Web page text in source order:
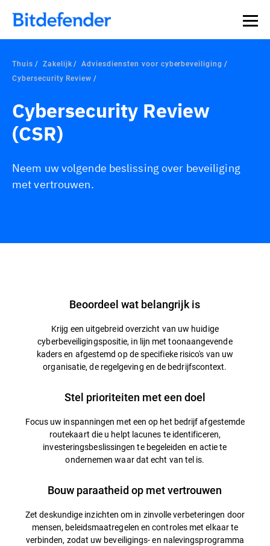
Thuis Zakelijk
Adviesdiensten voor cyberbeveiliging
Cybersecurity Review
Cybersecurity Review
(CSR)
Neem uw volgende beslissing over beveiliging
met vertrouwen.
Beoordeel wat belangrijk is
Krijg een uitgebreid overzicht van uw huidige
cyberbeveiligingspositie, in lijn met toonaangevende
kaders en afgestemd op de specifieke risico's van uw
organisatie, de regelgeving en de bedrijfscontext.
Stel prioriteiten met een doel
Focus uw inspanningen met een op het bedrijf afgestemde
routekaart die u helpt lacunes te identificeren,
investeringsbeslissingen te begeleiden en actie te
ondernemen waar dat echt van tel is.
Bouw paraatheid op met vertrouwen
Zet deskundige inzichten om in zinvolle verbeteringen door
mensen, beleidsmaatregelen en controles met elkaar te
verbinden, zodat uw beveiligings- en nalevingsprogramma